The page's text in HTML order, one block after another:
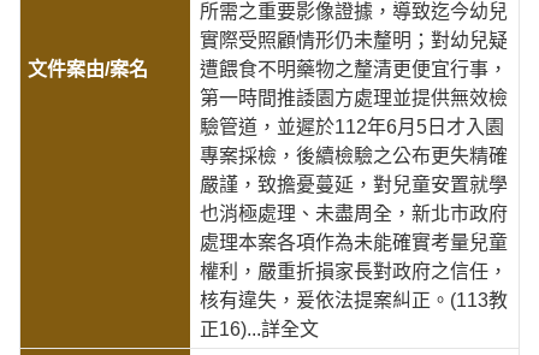
所需之重要影像證據，導致迄今幼兒
實際受照顧情形仍未釐明；對幼兒疑
遭餵食不明藥物之釐清更便宜行事，
第一時間推諉園方處理並提供無效檢
驗管道，並遲於112年6月5日才入園
專案採檢，後續檢驗之公布更失精確
嚴謹，致擔憂蔓延，對兒童安置就學
也消極處理、未盡周全，新北市政府
處理本案各項作為未能確實考量兒童
權利，嚴重折損家長對政府之信任，
核有違失，爰依法提案糾正。(113教
正16)...詳全文